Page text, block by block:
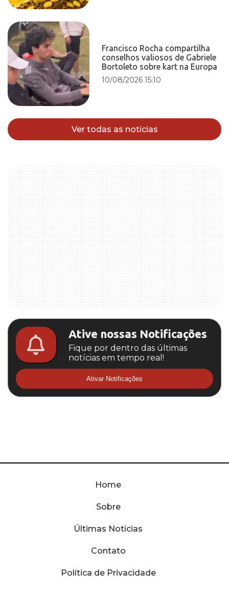
Francisco Rocha compartilha
conselhos valiosos de Gabriele
Bortoleto sobre kart na Europa
10/08/2026 15:10
Ver todas as notícias
Ative nossas Notificações
Fique por dentro das últimas
notícias em tempo real!
Ativar Notificações
Home
Sobre
Últimas Notícias
Contato
Política de Privacidade